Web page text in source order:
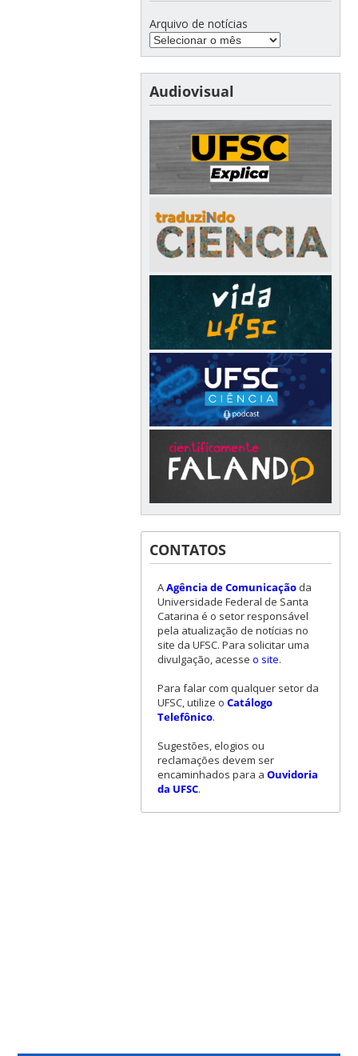
Arquivo de notícias
Audiovisual
CONTATOS
AAgência de Comunicaçãoda
Universidade Federal de Santa
Catarina é o setor responsável
pela atualização de notícias no
site da UFSC. Para solicitar uma
divulgação, acesse o site.
Para falar com qualquer setor da
UFSC, utilize o Catálogo
Telefônico.
Sugestões, elogios ou
reclamações devem ser
encaminhados para a Ouvidoria
da UFSC.